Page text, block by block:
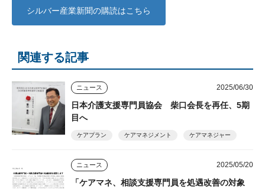
シルバー産業新聞の購読はこちら
関連する記事
ニュース 2025/06/30
日本介護支援専門員協会 柴口会長を再任、5期
目へ
ケアプラン ケアマネジメント ケアマネジャー
ニュース 2025/05/20
「ケアマネ、相談支援専門員を処遇改善の対象